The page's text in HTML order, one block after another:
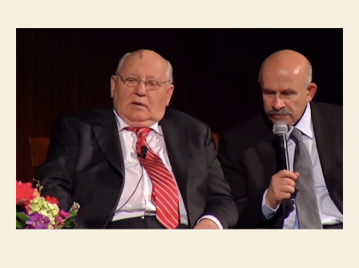
hyvässä
pahassa
(1931-
2022)